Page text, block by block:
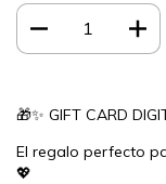
🎁✨ GIFT CARD
El regalo perfecto
💖